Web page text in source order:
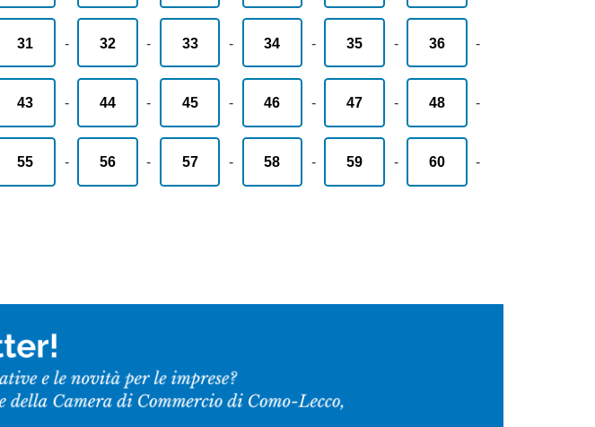
31 - 32 - 33 - 34 - 35 - 36 -
43 - 44 - 45 - 46 - 47 - 48 -
55 - 56 - 57 - 58 - 59 - 60 -